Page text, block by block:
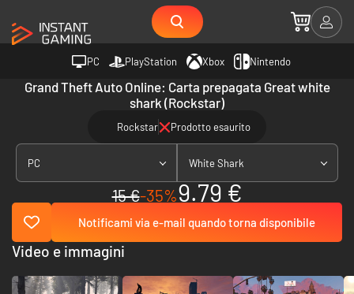
PC PlayStation Xbox Nintendo
Grand Theft Auto Online: Carta prepagata Great white
shark (Rockstar)
Rockstar Prodotto esaurito
PC White Shark
15 €-35%9.79 €
Notificami via e-mail quando torna disponibile
Video e immagini